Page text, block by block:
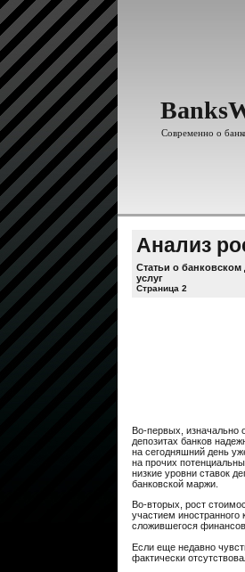
Современно о
Анализ
Статьи о банковском
услуг
Страница 2
Во-­первых, изначально
депозитах банков
на сегодняшний день
на прочих
низкие уровни ставок
банковской маржи.
Во­-вторых, рост
участием иностранного
сложившегося
Если еще недавно
фактически